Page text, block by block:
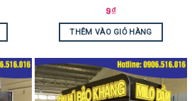
9₫
THÊM VÀO GIỎ HÀNG